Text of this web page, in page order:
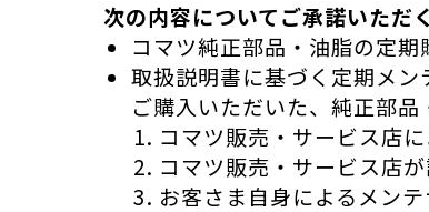
次の内容についてご承諾いただ
コマツ純正部品・油脂の定期
取扱説明書に基づく定期メン
ご購入いただいた、純正部
コマツ販売・サービス店
コマツ販売・サービス店
お客さま自身によるメン